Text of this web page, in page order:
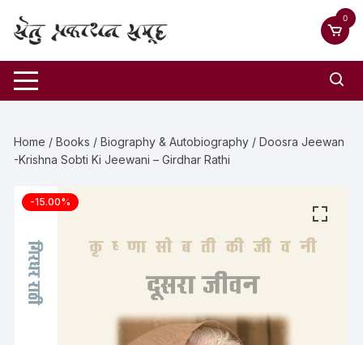
0
Home /Books /Biography & Autobiography / Doosra Jeewan
-Krishna Sobti Ki Jeewani – Girdhar Rathi
-15.00%